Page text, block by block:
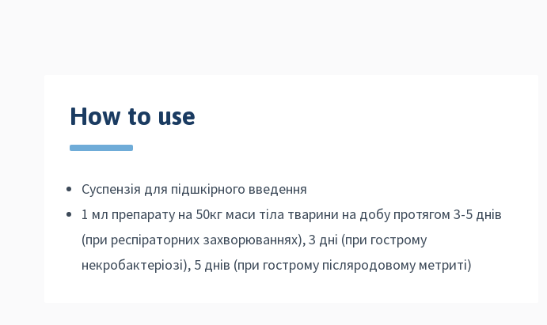
How to use
Суспензія для підшкірного введення
1 мл препарату на 50кг маси тіла тварини на добу протягом 3-5 днів
(при респіраторних захворюваннях), 3 дні (при гострому
некробактеріозі), 5 днів (при гострому післяродовому метриті)